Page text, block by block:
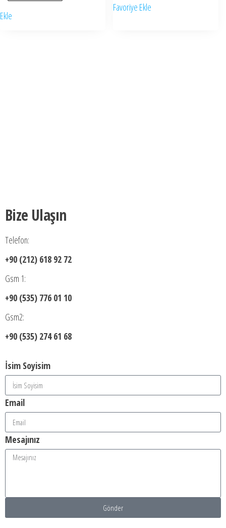
Ekle
Favoriye Ekle
Bize Ulaşın
Telefon:
+90 (212) 618 92 72
Gsm 1:
+90 (535) 776 01 10
Gsm2:
+90 (535) 274 61 68
İsim Soyisim
Email
Mesajınız
Gönder